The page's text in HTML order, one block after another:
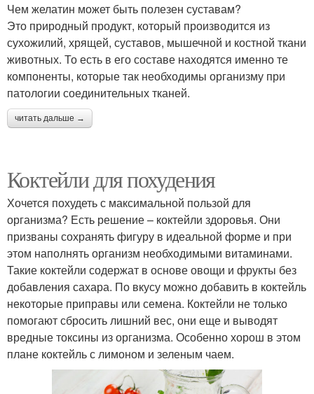
Чем желатин может быть полезен суставам?
Это природный продукт, который производится из
сухожилий, хрящей, суставов, мышечной и костной ткани
животных. То есть в его составе находятся именно те
компоненты, которые так необходимы организму при
патологии соединительных тканей.
читать дальше →
Коктейли для похудения
Хочется похудеть с максимальной пользой для
организма? Есть решение – коктейли здоровья. Они
призваны сохранять фигуру в идеальной форме и при
этом наполнять организм необходимыми витаминами.
Такие коктейли содержат в основе овощи и фрукты без
добавления сахара. По вкусу можно добавить в коктейль
некоторые приправы или семена. Коктейли не только
помогают сбросить лишний вес, они еще и выводят
вредные токсины из организма. Особенно хорош в этом
плане коктейль с лимоном и зеленым чаем.